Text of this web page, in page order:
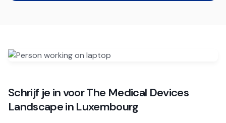
Schrijf je in voorThe Medical Devices
Landscape in Luxembourg